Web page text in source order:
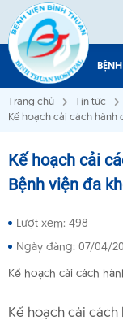
Bệnh
Trang chủ Tin tức
Kế hoạch cải cách hành
Kế hoạch cải
Bệnh viện đa
Lượt xem: 498
Ngày đăng: 07/04/
Kế hoạch cải cách
Kế hoạch cải cách